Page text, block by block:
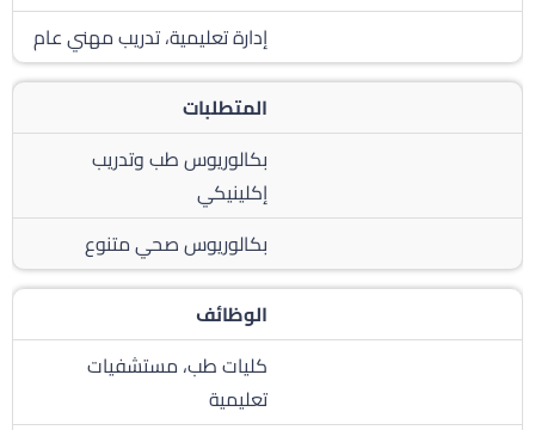
إدارة تعليمية، تدريب مهني عام
المتطلبات
بكالوريوس طب وتدريب
إكلينيكي
بكالوريوس صحي متنوع
الوظائف
كليات طب، مستشفيات
تعليمية